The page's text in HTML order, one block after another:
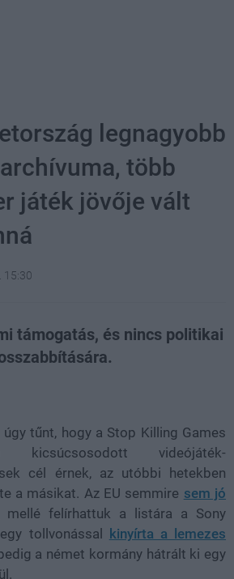
legnagyobb
több
játék jövője vált
15:30
támogatás, és nincs politikai
tűnt, hogy a Stop Killing Games
kicsúcsosodott videójáték-
cél érnek, az utóbbi hetekben
a másikat. Az EU semmire sem jó
mellé felírhattuk a listára a Sony
tollvonással
kinyírta a lemezes
a német kormány hátrált ki egy